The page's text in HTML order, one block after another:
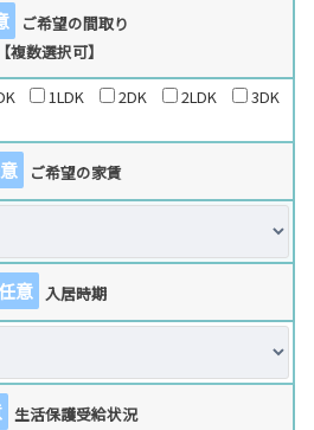
ご希望の間取り
【複数選択可】
1LDK 2DK 2LDK
3DK
ご希望の家賃
意 入居時期
生活保護受給状況